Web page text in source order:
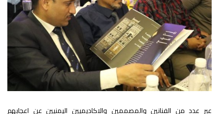
عبر عدد من الفنانين والمصممين والاكاديميين اليمنيين عن اعجابهم